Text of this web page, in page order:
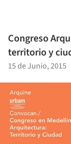
Congreso
territorio y
15 de Junio, 2015